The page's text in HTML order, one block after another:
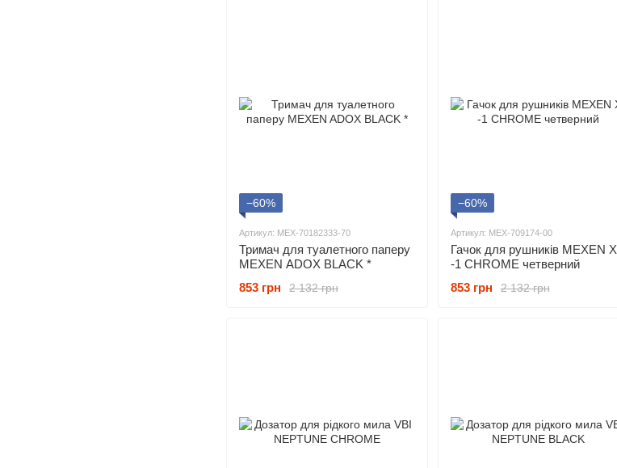
−60%
Артикул: MEX-70182333-70
Тримач для туалетного паперу
MEXEN ADOX BLACK *
2 132 грн
853 грн
−60%
Артикул: MEX-709174-00
Гачок для рушників MEXEN X
-1 CHROME четверний
2 132 грн
853 грн